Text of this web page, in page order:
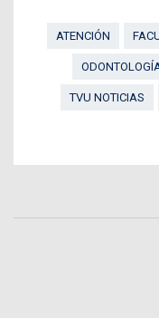
ATENCIÓN
TVU NOTICIAS